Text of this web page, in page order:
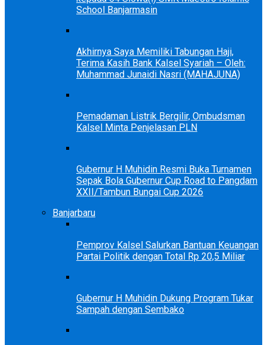
School Banjarmasin
Akhirnya Saya Memiliki Tabungan Haji,
Terima Kasih Bank Kalsel Syariah – Oleh:
Muhammad Junaidi Nasri (MAHAJUNA)
Pemadaman Listrik Bergilir, Ombudsman
Kalsel Minta Penjelasan PLN
Gubernur H Muhidin Resmi Buka Turnamen
Sepak Bola Gubernur Cup Road to Pangdam
XXII/Tambun Bungai Cup 2026
Banjarbaru
Pemprov Kalsel Salurkan Bantuan Keuangan
Partai Politik dengan Total Rp 20,5 Miliar
Gubernur H Muhidin Dukung Program Tukar
Sampah dengan Sembako